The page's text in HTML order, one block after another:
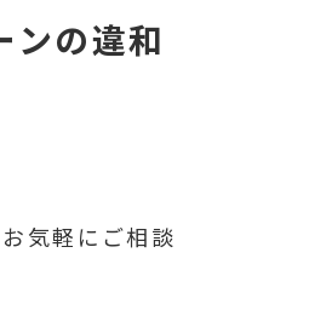
ンの違和
気軽にご相談